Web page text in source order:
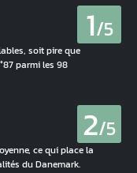
1/5
soit pire que
parmi les 98
2/5
ce qui place la
du Danemark.